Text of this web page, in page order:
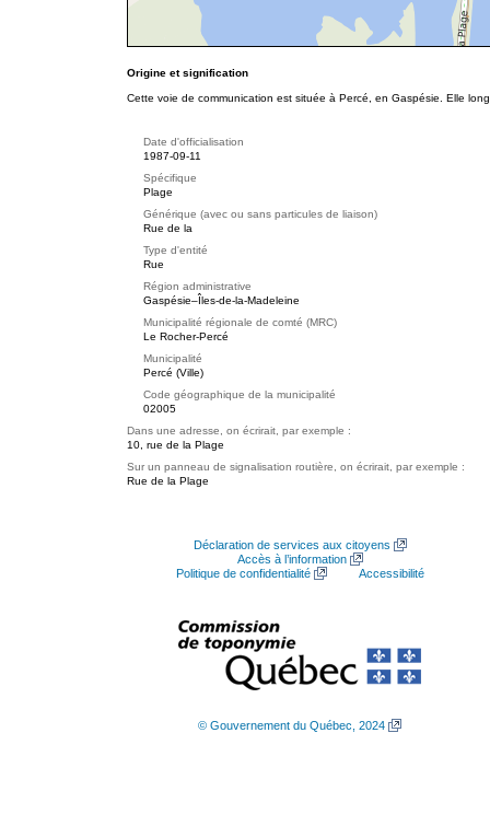
Origine et signification
Cette voie de communication est située à Percé, en Gaspésie. Elle
Date d'officialisation
1987-09-11
Spécifique
Plage
Générique (avec ou sans particules de liaison)
Rue de la
Type d'entité
Rue
Région administrative
Gaspésie–Îles-de-la-Madeleine
Municipalité régionale de comté (MRC)
Le Rocher-Percé
Municipalité
Percé (Ville)
Code géographique de la municipalité
02005
Dans une adresse, on écrirait, par exemple :
10, rue de la Plage
Sur un panneau de signalisation routière, on écrirait, par exemple :
Rue de la Plage
Déclaration de services aux citoyens
Accès à l’information
Politique de confidentialité
Accessibilité
© Gouvernement du Québec, 2024